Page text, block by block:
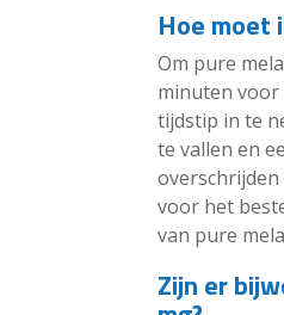
Hoe moet
Om pure
minuten voor
tijdstip in te
te vallen en
voor het
van pure
Zijn er